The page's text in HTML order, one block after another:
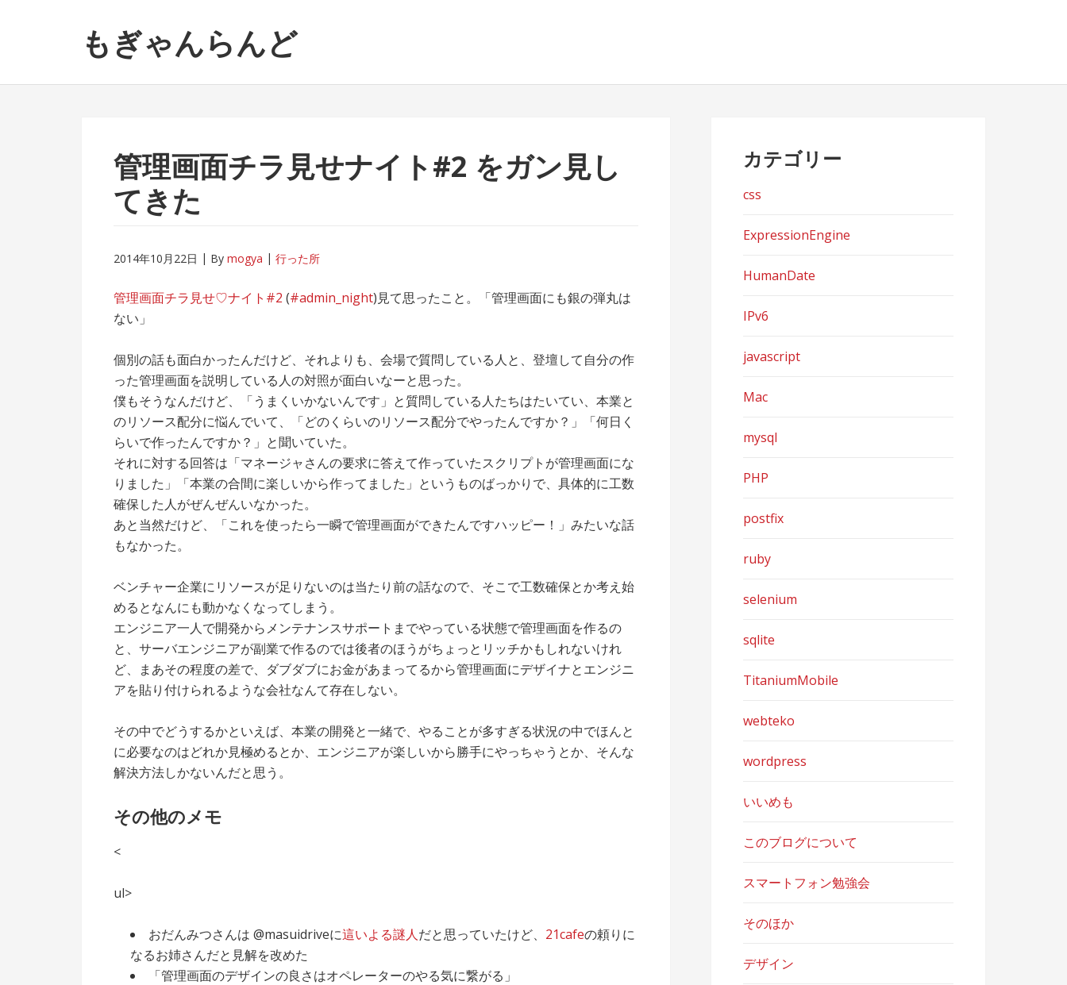
ビ
ゲ
ン
テ
もぎゃんらんど
管理画面チラ見せナイト#2 をガン見し
てきた
2014年10月22日 By mogya 行った所
管理画面チラ見せ♡ナイト#2 (#admin_night)見て思ったこと。「管理画面にも銀の弾丸は
ない」
個別の話も面白かったんだけど、それよりも、会場で質問している人と、登壇して自分の作
った管理画面を説明している人の対照が面白いなーと思った。
僕もそうなんだけど、「うまくいかないんです」と質問している人たちはたいてい、本業と
のリソース配分に悩んでいて、「どのくらいのリソース配分でやったんですか？」「何日く
らいで作ったんですか？」と聞いていた。
それに対する回答は「マネージャさんの要求に答えて作っていたスクリプトが管理画面にな
りました」「本業の合間に楽しいから作ってました」というものばっかりで、具体的に工数
確保した人がぜんぜんいなかった。
あと当然だけど、「これを使ったら一瞬で管理画面ができたんですハッピー！」みたいな話
もなかった。
ベンチャー企業にリソースが足りないのは当たり前の話なので、そこで工数確保とか考え始
めるとなんにも動かなくなってしまう。
エンジニア一人で開発からメンテナンスサポートまでやっている状態で管理画面を作るの
と、サーバエンジニアが副業で作るのでは後者のほうがちょっとリッチかもしれないけれ
ど、まあその程度の差で、ダブダブにお金があまってるから管理画面にデザイナとエンジニ
アを貼り付けられるような会社なんて存在しない。
その中でどうするかといえば、本業の開発と一緒で、やることが多すぎる状況の中でほんと
に必要なのはどれか見極めるとか、エンジニアが楽しいから勝手にやっちゃうとか、そんな
解決方法しかないんだと思う。
その他のメモ
<
ul>
おだんみつさんは @masuidriveに這いよる謎人だと思っていたけど、 21cafeの頼りに
なるお姉さんだと見解を改めた
「管理画面のデザインの良さはオペレーターのやる気に繋がる」
カテゴリー
css
ExpressionEngine
HumanDate
IPv6
javascript
Mac
mysql
PHP
postfix
ruby
selenium
sqlite
TitaniumMobile
webteko
wordpress
いいめも
このブログについて
スマートフォン勉強会
そのほか
デザイン